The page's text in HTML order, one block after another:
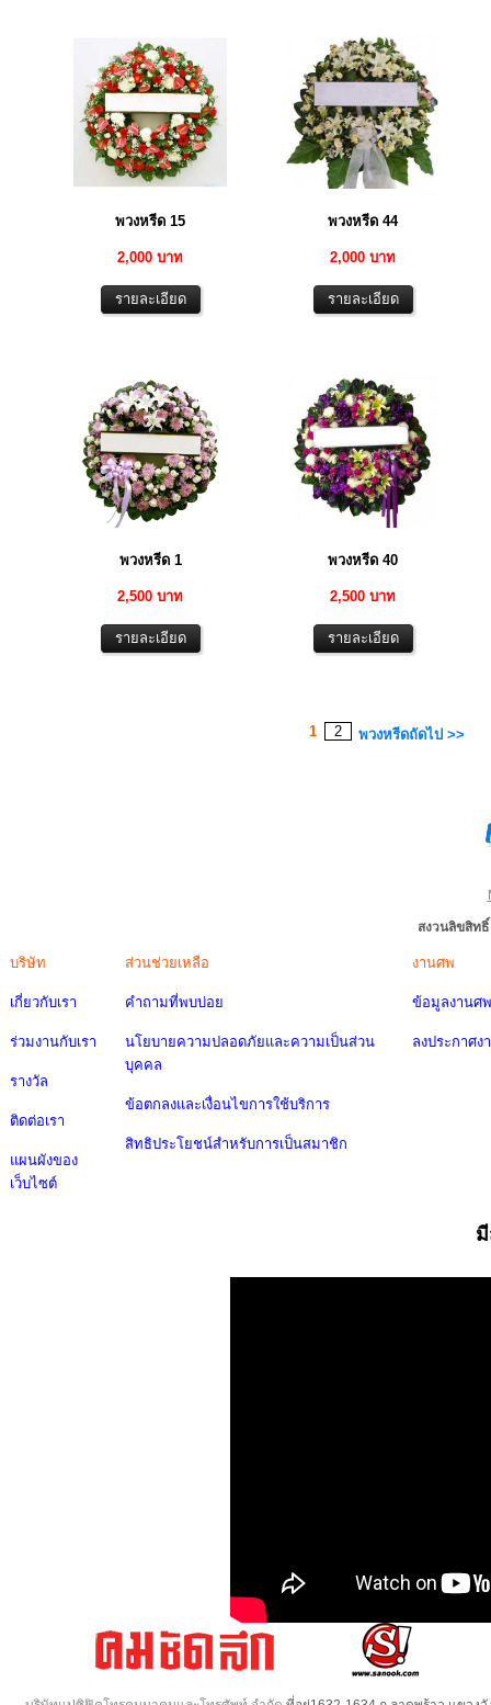
พวงหรีด 15
2,000 บาท
พวงหรีด 44
2,000 บาท
พวงหรีด 1
2,500 บาท
พวงหรีด 40
2,500 บาท
1 2 พวงหรีดถัดไป >>
สงวนลิขสิท
บริษัท
เกี่ยวกับเรา
ร่วมงานกับเรา
รางวัล
ติดต่อเรา
แผนผังของ
เว็บไซต์
ส่วนช่วยเหลือ
คำถามที่พบบ่อย
นโยบายความปลอดภัยและความเป็นส่วน
บุคคล
ข้อตกลงและเงื่อนไขการใช้บริการ
สิทธิประโยชน์สำหรับการเป็นสมาชิก
งานศพ
ข้อมูลงานศพ
ลงประกาศง